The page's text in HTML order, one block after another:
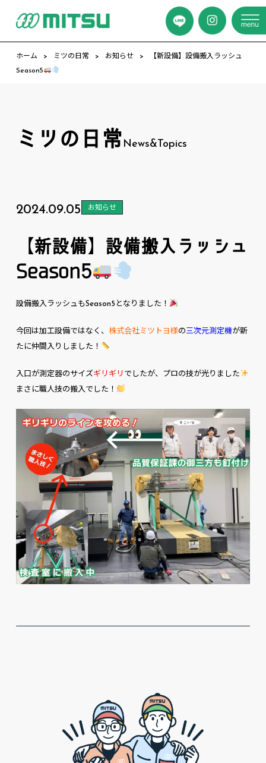
ホーム ミツの日常 お知らせ
【新設備】設備搬入ラッシュ
Season5
ミツの日常News&Topics
2024.09.05 お知らせ
【新設備】設備搬入ラッシュ
Season5
設備搬入ラッシュもSeason5となりました！
今回は加工設備ではなく、 株式会社ミツトヨ様の三次元測定機が新
たに仲間入りしました！
入口が測定器のサイズギリギリ でしたが、プロの技が光りました
まさに職人技の搬入でした！